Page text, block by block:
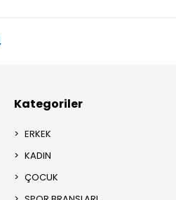
Kategoriler
ERKEK
KADIN
ÇOCUK